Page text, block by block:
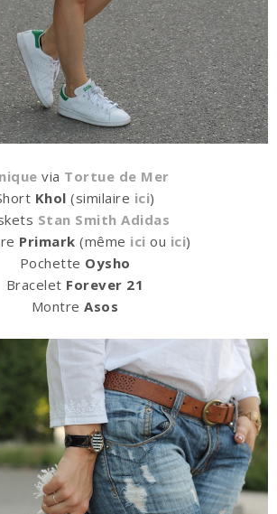
via Tortue de Mer
Khol (similaire ici)
Stan Smith Adidas
Primark (même ici ou ici)
Pochette Oysho
Bracelet Forever 21
MontreAsos